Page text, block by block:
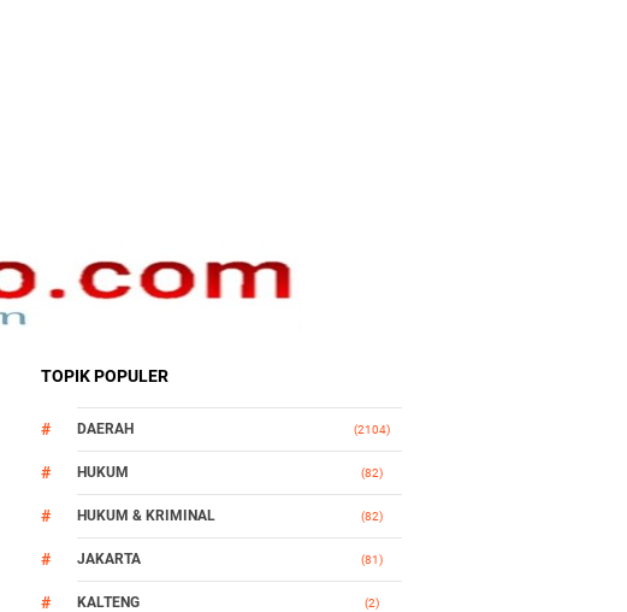
TOPIK POPULER
DAERAH (2104)
HUKUM (82)
HUKUM & KRIMINAL (82)
JAKARTA (81)
KALTENG (2)